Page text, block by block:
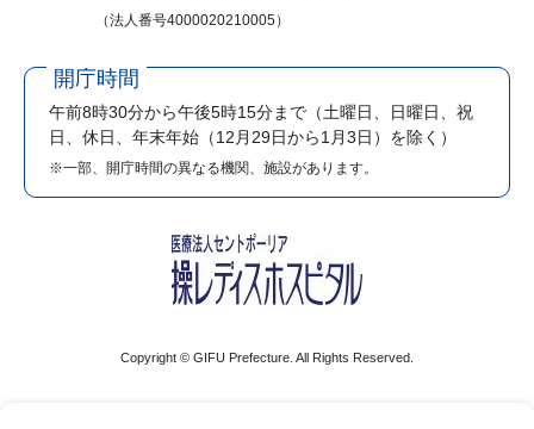
（法人番号4000020210005）
開庁時間
午前8時30分から午後5時15分まで （土曜日、日曜日、祝
日、休日、年末年始（12月29日から1月3日）を除く）
※一部、開庁時間の異なる機関、施設があります。
Copyright © GIFU Prefecture. All Rights Reserved.